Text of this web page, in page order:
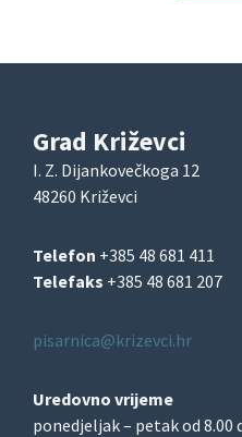
Grad Križevci
I. Z. Dijankovečkoga 12
48260 Križevci
Telefon +385 48 681 411
Telefaks +385 48 681 207
pisarnica@krizevci.hr
Uredovno vrijeme
ponedjeljak – petak od 8.00